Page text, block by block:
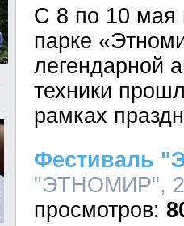
С 8 по 10 мая
парке
легендарной
техники
рамках
Фестиваль
"ЭТНОМИР",